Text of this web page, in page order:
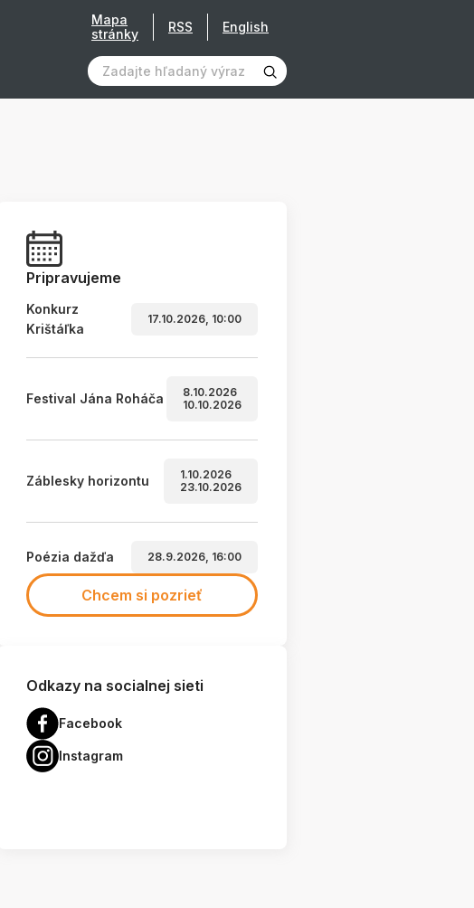
Mapa
stránky
RSS English
Pripravujeme
Konkurz
Krištáľka
17.10.2026, 10:00
Festival Jána Roháča
8.10.2026
10.10.2026
Záblesky horizontu
1.10.2026
23.10.2026
Poézia dažďa 28.9.2026, 16:00
Chcem si pozrieť
Odkazy na socialnej sieti
Facebook
Instagram